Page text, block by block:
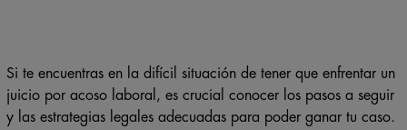
Si te encuentras en la difícil situación de tener que enfrentar un
juicio por acoso laboral, es crucial conocer los pasos a seguir
y las estrategias legales adecuadas para poder ganar tu caso.